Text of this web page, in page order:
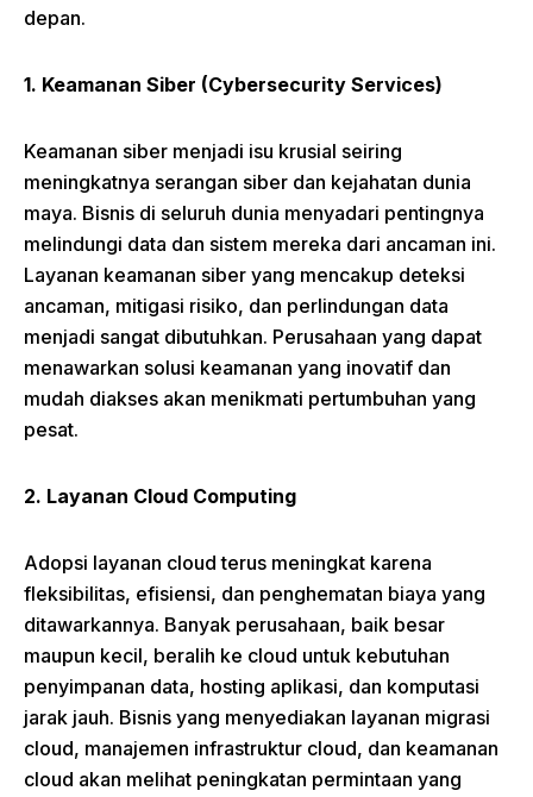
depan.
1. Keamanan Siber (Cybersecurity Services)
Keamanan siber menjadi isu krusial seiring
meningkatnya serangan siber dan kejahatan dunia
maya. Bisnis di seluruh dunia menyadari pentingnya
melindungi data dan sistem mereka dari ancaman ini.
Layanan keamanan siber yang mencakup deteksi
ancaman, mitigasi risiko, dan perlindungan data
menjadi sangat dibutuhkan. Perusahaan yang dapat
menawarkan solusi keamanan yang inovatif dan
mudah diakses akan menikmati pertumbuhan yang
pesat.
2. Layanan Cloud Computing
Adopsi layanan cloud terus meningkat karena
fleksibilitas, efisiensi, dan penghematan biaya yang
ditawarkannya. Banyak perusahaan, baik besar
maupun kecil, beralih ke cloud untuk kebutuhan
penyimpanan data, hosting aplikasi, dan komputasi
jarak jauh. Bisnis yang menyediakan layanan migrasi
cloud, manajemen infrastruktur cloud, dan keamanan
cloud akan melihat peningkatan permintaan yang